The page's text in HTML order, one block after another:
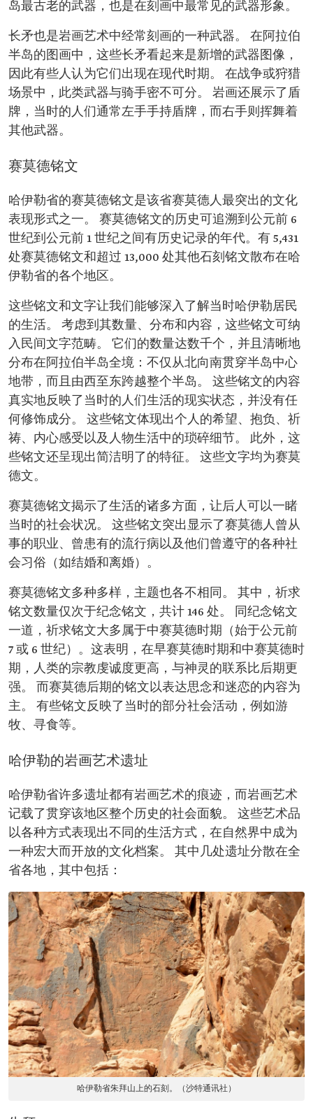
岛最古老的武器，也是在刻画中最常见的武器形象。
长矛也是岩画艺术中经常刻画的一种武器。 在阿拉伯
半岛的图画中，这些长矛看起来是新增的武器图像，
因此有些人认为它们出现在现代时期。 在战争或狩猎
场景中，此类武器与骑手密不可分。 岩画还展示了盾
牌，当时的人们通常左手手持盾牌，而右手则挥舞着
其他武器。
赛莫德铭文
哈伊勒省的赛莫德铭文是该省赛莫德人最突出的文化
表现形式之一。 赛莫德铭文的历史可追溯到公元前 6
世纪到公元前 1 世纪之间有历史记录的年代。有 5,431
处赛莫德铭文和超过 13,000 处其他石刻铭文散布在哈
伊勒省的各个地区。
这些铭文和文字让我们能够深入了解当时哈伊勒居民
的生活。 考虑到其数量、分布和内容，这些铭文可纳
入民间文字范畴。 它们的数量达数千个，并且清晰地
分布在阿拉伯半岛全境：不仅从北向南贯穿半岛中心
地带，而且由西至东跨越整个半岛。 这些铭文的内容
真实地反映了当时的人们生活的现实状态，并没有任
何修饰成分。 这些铭文体现出个人的希望、抱负、祈
祷、内心感受以及人物生活中的琐碎细节。 此外，这
些铭文还呈现出简洁明了的特征。 这些文字均为赛莫
德文。
赛莫德铭文揭示了生活的诸多方面，让后人可以一睹
当时的社会状况。 这些铭文突出显示了赛莫德人曾从
事的职业、曾患有的流行病以及他们曾遵守的各种社
会习俗（如结婚和离婚）。
赛莫德铭文多种多样，主题也各不相同。 其中，祈求
铭文数量仅次于纪念铭文，共计 146 处。 同纪念铭文
一道，祈求铭文大多属于中赛莫德时期（始于公元前
7 或 6 世纪）。这表明，在早赛莫德时期和中赛莫德时
期，人类的宗教虔诚度更高，与神灵的联系比后期更
强。 而赛莫德后期的铭文以表达思念和迷恋的内容为
主。 有些铭文反映了当时的部分社会活动，例如游
牧、寻食等。
哈伊勒的岩画艺术遗址
哈伊勒省许多遗址都有岩画艺术的痕迹，而岩画艺术
记载了贯穿该地区整个历史的社会面貌。 这些艺术品
以各种方式表现出不同的生活方式，在自然界中成为
一种宏大而开放的文化档案。 其中几处遗址分散在全
省各地，其中包括：
哈伊勒省朱拜山上的石刻。（沙特通讯社）